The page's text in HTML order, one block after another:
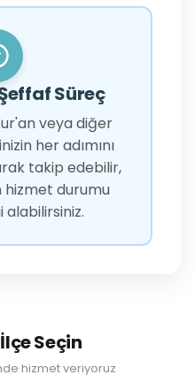
Süreç
veya diğer
her adımını
takip edebilir,
hizmet durumu
alabilirsiniz.
Seçin
hizmet veriyoruz